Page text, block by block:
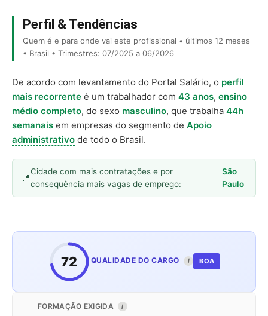
Perfil & Tendências
Quem é e para onde vai este profissional • últimos 12 meses
• Brasil • Trimestres: 07/2025 a 06/2026
De acordo com levantamento do Portal Salário, o perfil
mais recorrente é um trabalhador com 43 anos, ensino
médio completo, do sexo masculino, que trabalha 44h
semanais em empresas do segmento de Apoio
administrativo de todo o Brasil.
Cidade com mais contratações e por
consequência mais vagas de emprego:
São
Paulo
72 QUALIDADE DO CARGO I BOA
FORMAÇÃO EXIGIDA I